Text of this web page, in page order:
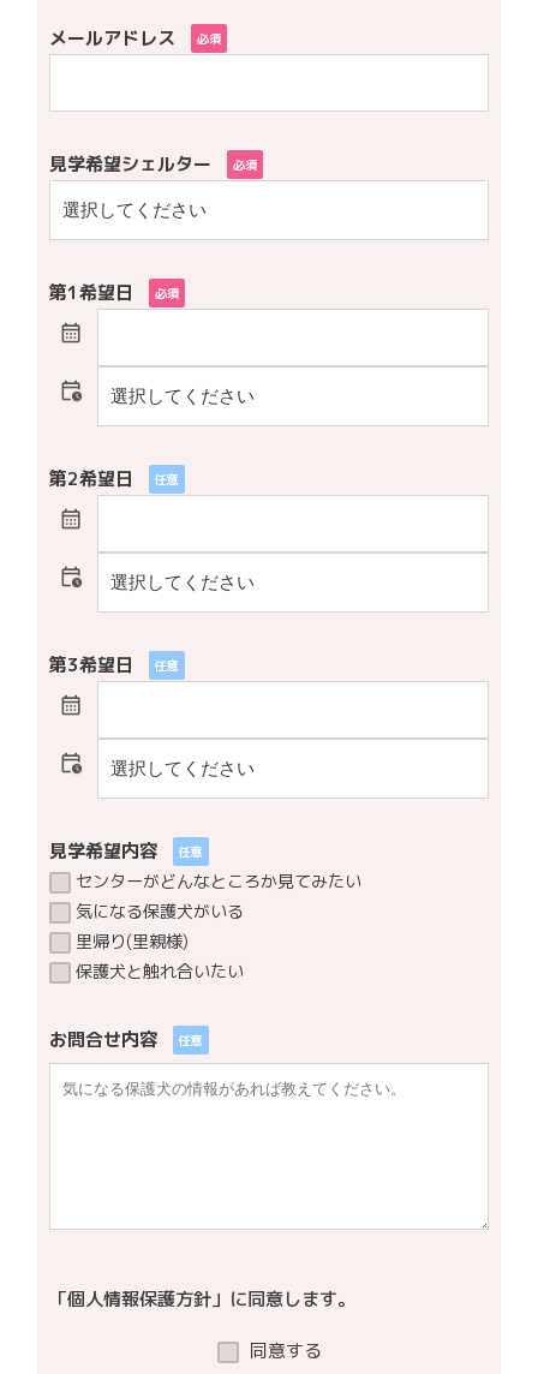
メールアドレス 必須
見学希望シェルター 必須
第1希望日 必須
第2希望日 任意
第3希望日 任意
見学希望内容 任意
センターがどんなところか見てみたい
気になる保護犬がいる
里帰り(里親様)
保護犬と触れ合いたい
お問合せ内容 任意
「個人情報保護方針」に同意します。
同意する